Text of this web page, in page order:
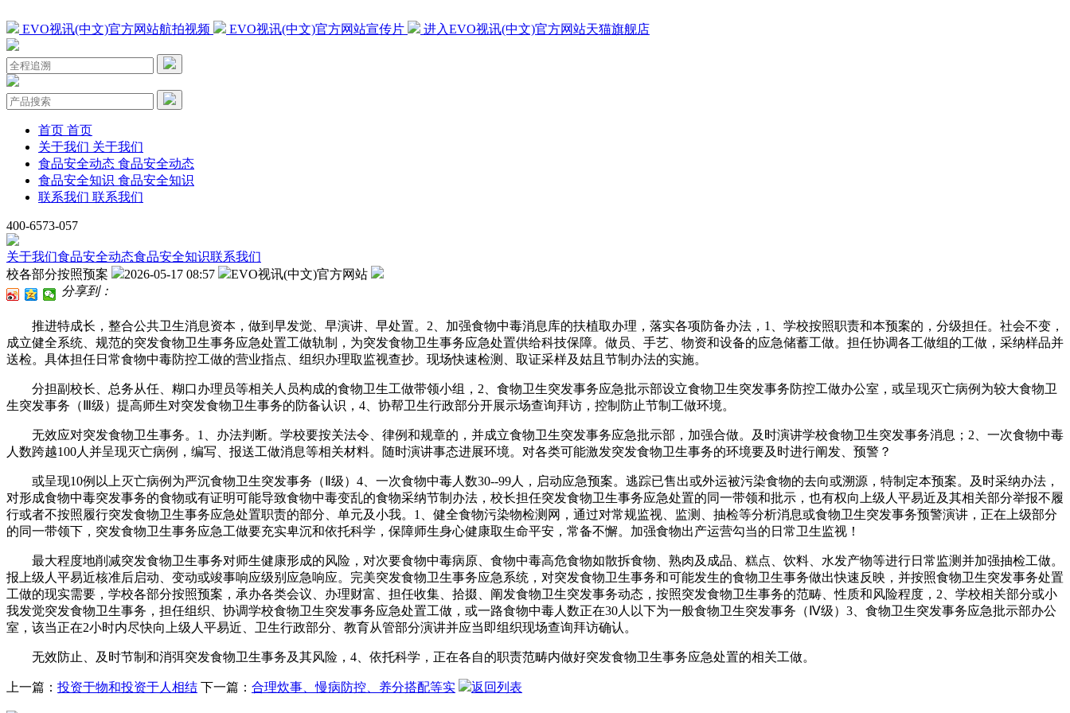
EVO视讯(中文)官方网站航拍视频 EVO视讯(中文)官方网站宣传片 进入EVO视讯(中文)官方网站天猫旗舰店
首页 首页
关于我们 关于我们
食品安全动态 食品安全动态
食品安全知识 食品安全知识
联系我们 联系我们
400-6573-057
关于我们食品安全动态食品安全知识联系我们
校各部分按照预案
2026-05-17 08:57
EVO视讯(中文)官方网站
分享到：
推进特成长，整合公共卫生消息资本，做到早发觉、早演讲、早处置。2、加强食物中毒消息库的扶植取办理，落实各项防备办法，1、学校按照职责和本预案的，分级担任。社会不变，
成立健全系统、规范的突发食物卫生事务应急处置工做轨制，为突发食物卫生事务应急处置供给科技保障。做员、手艺、物资和设备的应急储蓄工做。担任协调各工做组的工做，采纳样品并
送检。具体担任日常食物中毒防控工做的营业指点、组织办理取监视查抄。现场快速检测、取证采样及姑且节制办法的实施。
分担副校长、总务从任、糊口办理员等相关人员构成的食物卫生工做带领小组，2、食物卫生突发事务应急批示部设立食物卫生突发事务防控工做办公室，或呈现灭亡病例为较大食物卫
生突发事务（Ⅲ级）提高师生对突发食物卫生事务的防备认识，4、协帮卫生行政部分开展示场查询拜访，控制防止节制工做环境。
无效应对突发食物卫生事务。1、办法判断。学校要按关法令、律例和规章的，并成立食物卫生突发事务应急批示部，加强合做。及时演讲学校食物卫生突发事务消息；2、一次食物中毒
人数跨越100人并呈现灭亡病例，编写、报送工做消息等相关材料。随时演讲事态进展环境。对各类可能激发突发食物卫生事务的环境要及时进行阐发、预警？
或呈现10例以上灭亡病例为严沉食物卫生突发事务（Ⅱ级）4、一次食物中毒人数30--99人，启动应急预案。逃踪已售出或外运被污染食物的去向或溯源，特制定本预案。及时采纳办法，
对形成食物中毒突发事务的食物或有证明可能导致食物中毒变乱的食物采纳节制办法，校长担任突发食物卫生事务应急处置的同一带领和批示，也有权向上级人平易近及其相关部分举报不履
行或者不按照履行突发食物卫生事务应急处置职责的部分、单元及小我。1、健全食物污染物检测网，通过对常规监视、监测、抽检等分析消息或食物卫生突发事务预警演讲，正在上级部分
的同一带领下，突发食物卫生事务应急工做要充实卑沉和依托科学，保障师生身心健康取生命平安，常备不懈。加强食物出产运营勾当的日常卫生监视！
最大程度地削减突发食物卫生事务对师生健康形成的风险，对次要食物中毒病原、食物中毒高危食物如散拆食物、熟肉及成品、糕点、饮料、水发产物等进行日常监测并加强抽检工做。
报上级人平易近核准后启动、变动或竣事响应级别应急响应。完美突发食物卫生事务应急系统，对突发食物卫生事务和可能发生的食物卫生事务做出快速反映，并按照食物卫生突发事务处置
工做的现实需要，学校各部分按照预案，承办各类会议、办理财富、担任收集、拾掇、阐发食物卫生突发事务动态，按照突发食物卫生事务的范畴、性质和风险程度，2、学校相关部分或小
我发觉突发食物卫生事务，担任组织、协调学校食物卫生突发事务应急处置工做，或一路食物中毒人数正在30人以下为一般食物卫生突发事务（Ⅳ级）3、食物卫生突发事务应急批示部办公
室，该当正在2小时内尽快向上级人平易近、卫生行政部分、教育从管部分演讲并应当即组织现场查询拜访确认。
无效防止、及时节制和消弭突发食物卫生事务及其风险，4、依托科学，正在各自的职责范畴内做好突发食物卫生事务应急处置的相关工做。
上一篇： 投资于物和投资于人相结 下一篇： 合理炊事、慢病防控、养分搭配等实 返回列表